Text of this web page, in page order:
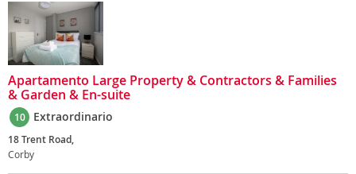
Apartamento Large Property & Contractors & Families
& Garden & En-suite
10 Extraordinario
18 Trent Road,
Corby